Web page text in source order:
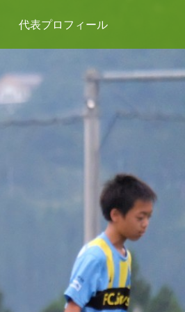
代表プロフィール